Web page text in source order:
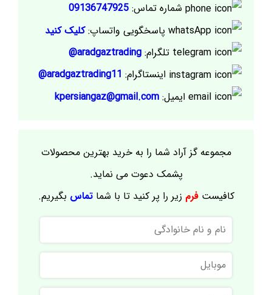
شماره تماس: 09136747925
پاسخگویی واتساپ:کلیک کنید
تلگرام: aradgaztrading@
اینستاگرام: aradgaztrading11@
ایمیل: kpersiangaz@gmail.com
مجموعه گز آراد شما را به خرید بهترین محصولات
پشمک دعوت می نماید.
کافیستفرم زیر را پر کنید تا با شماتماس بگیریم.
نام
و
نام
خانوادگی
موبایل